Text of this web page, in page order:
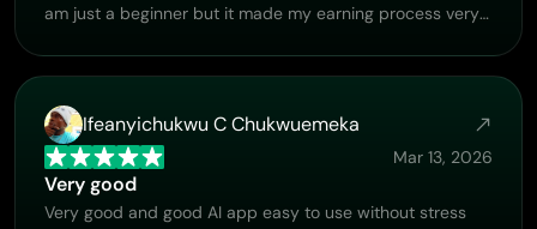
am just a beginner but it made my earning process very
Ifeanyichukwu C Chukwuemeka
Mar 13, 2026
Very good
Very good and good AI app easy to use without stress